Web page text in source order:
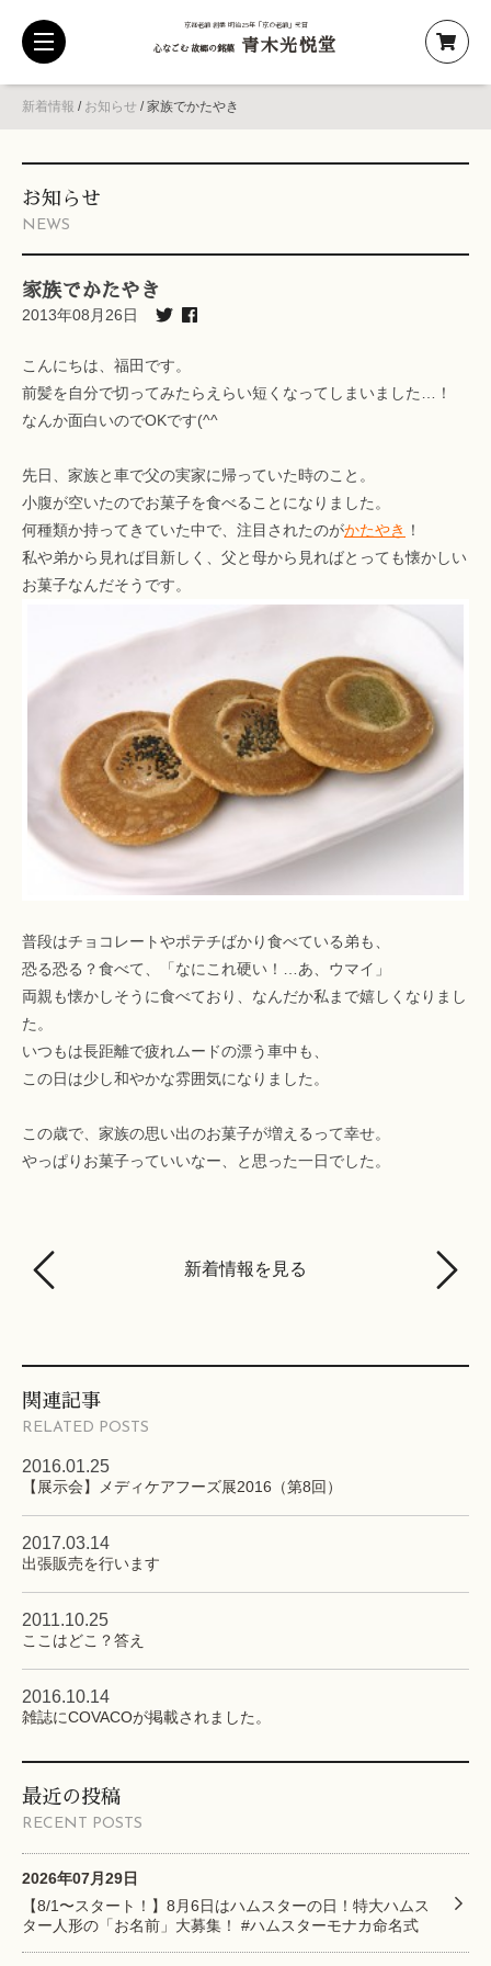
京都老舗 創業 明治25年「京の老舗」受賞
心なごむ 故郷の銘菓 青木光悦堂
toggle
navigation
新着情報 / お知らせ /家族でかたやき
最近の投稿
RECENT POSTS
2026年07月29日
【8/1〜スタート！】8月6日はハムスターの日！特大ハムス
ター人形の「お名前」大募集！ #ハムスターモナカ命名式
お知らせ
NEWS
家族でかたやき
2013年08月26日
こんにちは、福田です。
前髪を自分で切ってみたらえらい短くなってしまいました…！
なんか面白いのでOKです(^^ゞ
先日、家族と車で父の実家に帰っていた時のこと。
小腹が空いたのでお菓子を食べることになりました。
何種類か持ってきていた中で、注目されたのがかたやき ！
私や弟から見れば目新しく、父と母から見ればとっても懐かしい
お菓子なんだそうです。
普段はチョコレートやポテチばかり食べている弟も、
恐る恐る？食べて、「なにこれ硬い！…あ、ウマイ」
両親も懐かしそうに食べており、なんだか私まで嬉しくなりまし
た。
いつもは長距離で疲れムードの漂う車中も、
この日は少し和やかな雰囲気になりました。
この歳で、家族の思い出のお菓子が増えるって幸せ。
やっぱりお菓子っていいなー、と思った一日でした。
新着情報を見る
関連記事
RELATED POSTS
2016.01.25
【展示会】メディケアフーズ展2016（第8回）
2017.03.14
出張販売を行います
2011.10.25
ここはどこ？答え
2016.10.14
雑誌にCOVACOが掲載されました。